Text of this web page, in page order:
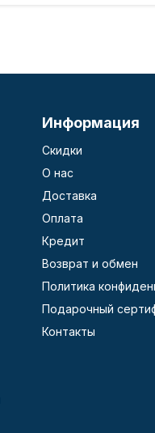
Информация
Скидки
О нас
Доставка
Оплата
Кредит
Возврат и обмен
Политика
Подарочный
Контакты